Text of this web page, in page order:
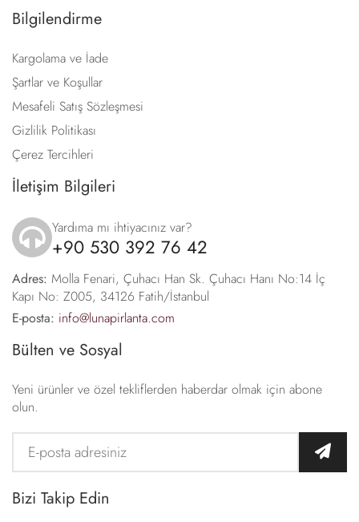
Bilgilendirme
Kargolama ve İade
Şartlar ve Koşullar
Mesafeli Satış Sözleşmesi
Gizlilik Politikası
Çerez Tercihleri
İletişim Bilgileri
icon
Yardıma mı ihtiyacınız var?
+90 530 392 76 42
Adres: Molla Fenari, Çuhacı Han Sk. Çuhacı Hanı No:14 İç
Kapı No: Z005, 34126 Fatih/İstanbul
E-posta: info@lunapirlanta.com
Bülten ve Sosyal
Yeni ürünler ve özel tekliflerden haberdar olmak için abone
olun.
Bizi Takip Edin